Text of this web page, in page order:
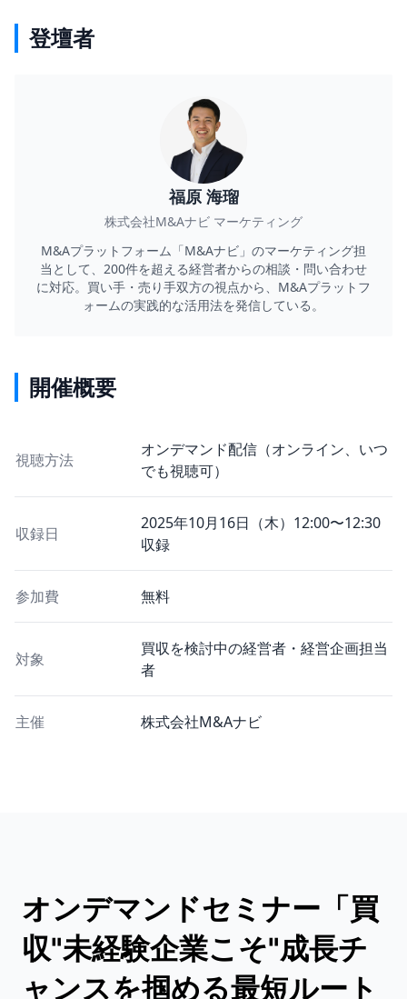
登壇者
福原 海瑠
株式会社M&Aナビ マーケティング
M&Aプラットフォーム「M&Aナビ」のマーケティング担
当として、200件を超える経営者からの相談・問い合わせ
に対応。買い手・売り手双方の視点から、M&Aプラットフ
ォームの実践的な活用法を発信している。
開催概要
視聴方法
オンデマンド配信（オンライン、いつ
でも視聴可）
収録日
2025年10月16日（木）12:00〜12:30
収録
参加費 無料
対象
買収を検討中の経営者・経営企画担当
者
主催 株式会社M&Aナビ